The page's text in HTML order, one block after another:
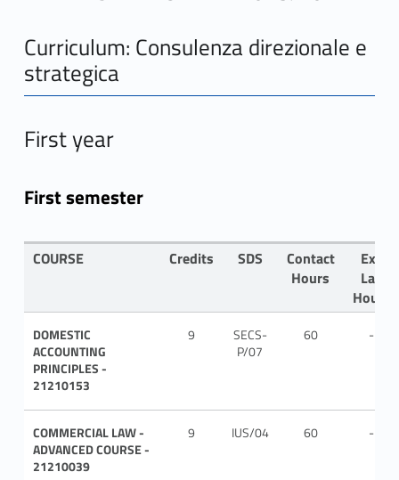
Curriculum: Consulenza direzionale e
strategica
First year
First semester
COURSE Credits SDS
Contact
Hours
Ex-
Lab
Hours
DOMESTIC
ACCOUNTING
PRINCIPLES -
21210153
9
SECS-
P/07
60 -
COMMERCIAL LAW -
ADVANCED COURSE -
21210039
9 IUS/04 60 -